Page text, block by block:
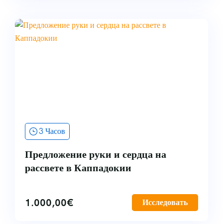
3 Часов
Предложение руки и сердца на
рассвете в Каппадокии
1.000,00€ Исследовать